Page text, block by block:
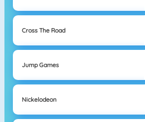
Cross The Road
Jump Games
Nickelodeon